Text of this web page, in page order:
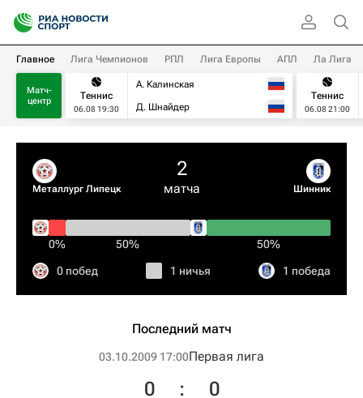
Главное Лига Чемпионов РПЛ Лига Европы АПЛ Ла Лига
Матч-
центр
Теннис
06.08 19:30
А. Калинская
Д. Шнайдер
Теннис
06.08 21:00
Металлург Липецк
2
матча Шинник
0% 50% 50%
0 побед 1 ничья 1 победа
Последний матч
03.10.2009 17:00Первая лига
0 : 0